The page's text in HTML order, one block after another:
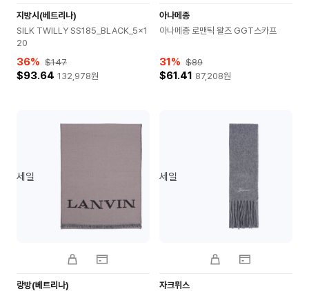
지방시(베트리나)
SILK TWILLY SS185_BLACK_5x1
20
36% $147
$93.64 132,978원
아나메종
아나메종 로맨틱 왈츠 GGT스카프
31% $89
$61.41 87,208원
세일
랑방(베트리나)
세일
자크뮈스